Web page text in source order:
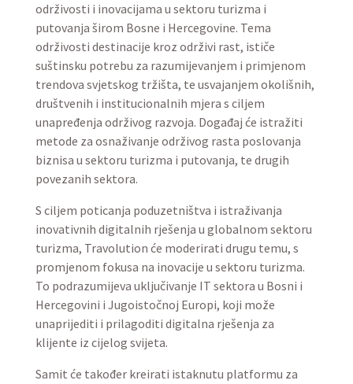
održivosti i inovacijama u sektoru turizma i
putovanja širom Bosne i Hercegovine. Tema
održivosti destinacije kroz održivi rast, ističe
suštinsku potrebu za razumijevanjem i primjenom
trendova svjetskog tržišta, te usvajanjem okolišnih,
društvenih i institucionalnih mjera s ciljem
unapređenja održivog razvoja. Događaj će istražiti
metode za osnaživanje održivog rasta poslovanja
biznisa u sektoru turizma i putovanja, te drugih
povezanih sektora.
S ciljem poticanja poduzetništva i istraživanja
inovativnih digitalnih rješenja u globalnom sektoru
turizma, Travolution će moderirati drugu temu, s
promjenom fokusa na inovacije u sektoru turizma.
To podrazumijeva uključivanje IT sektora u Bosni i
Hercegovini i Jugoistočnoj Europi, koji može
unaprijediti i prilagoditi digitalna rješenja za
klijente iz cijelog svijeta.
Samit će također kreirati istaknutu platformu za